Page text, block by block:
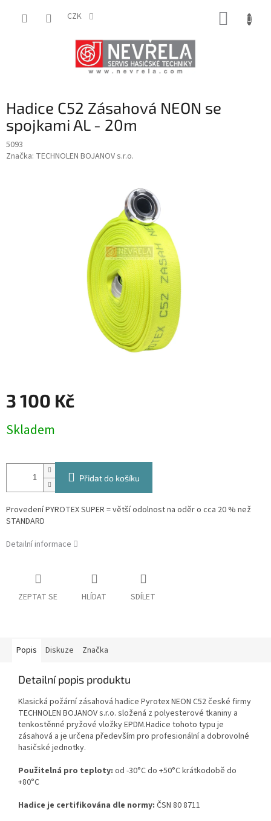
CZK
Hadice C52 Zásahová NEON se
spojkami AL - 20m
5093
Značka: TECHNOLEN BOJANOV s.r.o.
3 100 Kč
cena:
Skladem
Přidat do košíku
Provedení PYROTEX SUPER = větší odolnost na oděr o cca 20 % než
STANDARD
Detailní informace
ZEPTAT SE HLÍDAT SDÍLET
Popis Diskuze Značka
Detailní popis produktu
Klasická požární zásahová hadice Pyrotex NEON C52 české firmy
TECHNOLEN BOJANOV s.r.o. složená z polyesterové tkaniny a
tenkostěnné pryžové vložky EPDM.Hadice tohoto typu je
zásahová a je určena především pro profesionální a dobrovolné
hasičské jednotky.
Použitelná pro teploty: od -30°C do +50°C krátkodobě do
+80°C
Hadice je certifikována dle normy: ČSN 80 8711